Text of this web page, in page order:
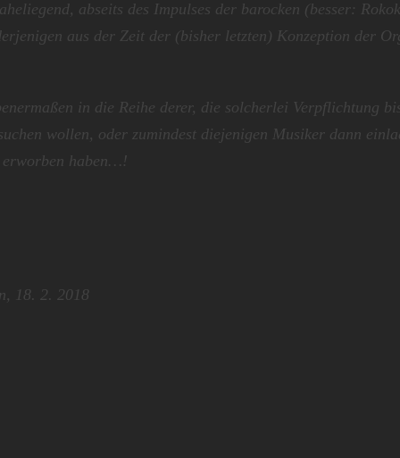
abseits des Impulses der barocken (besser:
aus der Zeit der (bisher letzten) Konzeption der
in die Reihe derer, die solcherlei Verpflichtung
wollen, oder zumindest diejenigen Musiker dann
erworben haben…!
18. 2. 2018